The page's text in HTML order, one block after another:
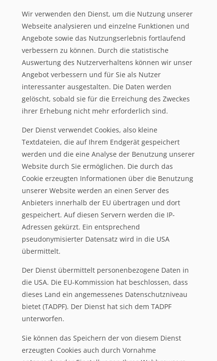
Wir verwenden den Dienst, um die Nutzung unserer
Webseite analysieren und einzelne Funktionen und
Angebote sowie das Nutzungserlebnis fortlaufend
verbessern zu können. Durch die statistische
Auswertung des Nutzerverhaltens können wir unser
Angebot verbessern und für Sie als Nutzer
interessanter ausgestalten. Die Daten werden
gelöscht, sobald sie für die Erreichung des Zweckes
ihrer Erhebung nicht mehr erforderlich sind.
Der Dienst verwendet Cookies, also kleine
Textdateien, die auf Ihrem Endgerät gespeichert
werden und die eine Analyse der Benutzung unserer
Website durch Sie ermöglichen. Die durch das
Cookie erzeugten Informationen über die Benutzung
unserer Website werden an einen Server des
Anbieters innerhalb der EU übertragen und dort
gespeichert. Auf diesen Servern werden die IP-
Adressen gekürzt. Ein entsprechend
pseudonymisierter Datensatz wird in die USA
übermittelt.
Der Dienst übermittelt personenbezogene Daten in
die USA. Die EU-Kommission hat beschlossen, dass
dieses Land ein angemessenes Datenschutzniveau
bietet (TADPF). Der Dienst hat sich dem TADPF
unterworfen.
Sie können das Speichern der von diesem Dienst
erzeugten Cookies auch durch Vornahme